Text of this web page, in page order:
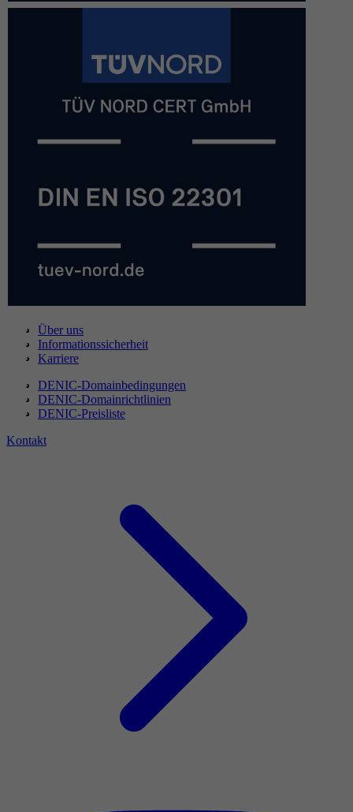
Über uns
Informationssicherheit
Karriere
DENIC-Domainbedingungen
DENIC-Domainrichtlinien
DENIC-Preisliste
Kontakt